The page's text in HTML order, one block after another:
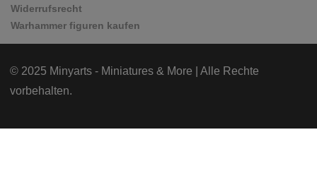
Widerrufsrecht
Warhammer figuren kaufen
© 2025 Minyarts - Miniatures & More | Alle Rechte
vorbehalten.